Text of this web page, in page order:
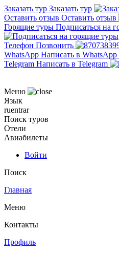
Заказать тур Заказать тур
Оставить отзыв Оставить отзыв
Горящие туры Подписаться на
Телефон Позвонить
WhatsApp Написать в WhatsApp
Telegram Написать в Telegram
Меню
Язык
ruentrar
Поиск туров
Отели
Авиабилеты
Войти
Поиск
Главная
Меню
Контакты
Профиль